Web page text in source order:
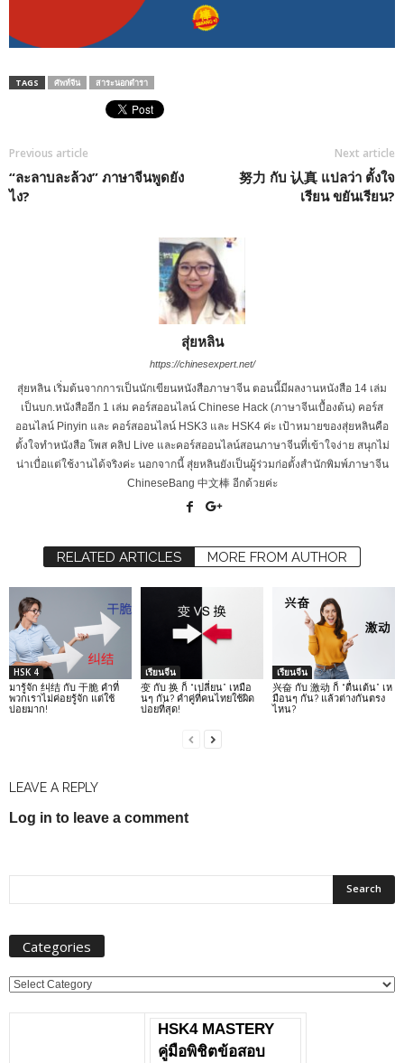
TAGS ศัพท์จีน สาระนอกตำรา
Previous article
“ละลาบละล้วง” ภาษาจีนพูดยัง
ไง?
Next article
努力 กับ 认真 แปลว่า ตั้งใจ
เรียน ขยันเรียน?
สุ่ยหลิน
https://chinesexpert.net/
สุ่ยหลิน เริ่มต้นจากการเป็นนักเขียนหนังสือภาษาจีน ตอนนี้มีผลงานหนังสือ 14 เล่ม
เป็นบก.หนังสืออีก 1 เล่ม คอร์สออนไลน์ Chinese Hack (ภาษาจีนเบื้องต้น) คอร์ส
ออนไลน์ Pinyin และ คอร์สออนไลน์ HSK3 และ HSK4 ค่ะ เป้าหมายของสุ่ยหลินคือ
ตั้งใจทำหนังสือ โพส คลิป Live และคอร์สออนไลน์สอนภาษาจีนที่เข้าใจง่าย สนุกไม่
น่าเบื่อแต่ใช้งานได้จริงค่ะ นอกจากนี้ สุ่ยหลินยังเป็นผู้ร่วมก่อตั้งสำนักพิมพ์ภาษาจีน
ChineseBang 中文棒 อีกด้วยค่ะ
RELATED ARTICLES MORE FROM AUTHOR
HSK 4
มารู้จัก 纠结 กับ 干脆 คำที่
พวกเราไม่ค่อยรู้จัก แต่ใช้
บ่อยมาก!
เรียนจีน
变 กับ 换 ก็ “เปลี่ยน” เหมือ
นๆ กัน? คำคู่ที่คนไทยใช้ผิด
บ่อยที่สุด!
เรียนจีน
兴奋 กับ 激动 ก็ “ตื่นเต้น” เห
มือนๆ กัน? แล้วต่างกันตรง
ไหน?
LEAVE A REPLY
Log in to leave a comment
Categories
Categories
HSK4 MASTERY
คู่มือพิชิตข้อสอบ